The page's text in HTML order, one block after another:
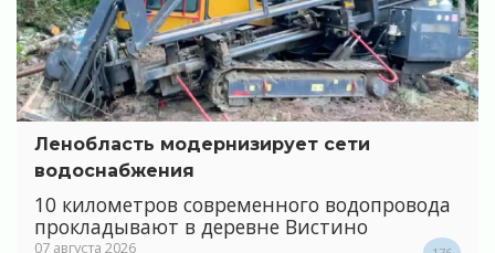
Ленобласть модернизирует сети
водоснабжения
10 километров современного водопровода
прокладывают в деревне Вистино
07 августа 2026